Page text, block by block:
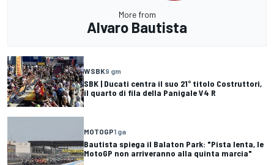
More from
Alvaro Bautista
WSBK9 gm
SBK | Ducati centra il suo 21° titolo Costruttori,
il quarto di fila della Panigale V4 R
MOTOGP1 ga
Bautista spiega il Balaton Park: "Pista lenta, le
MotoGP non arriveranno alla quinta marcia"